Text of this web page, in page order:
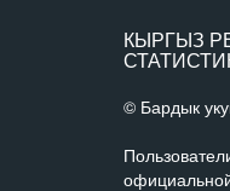
КЫРГЫЗ
© Бардык